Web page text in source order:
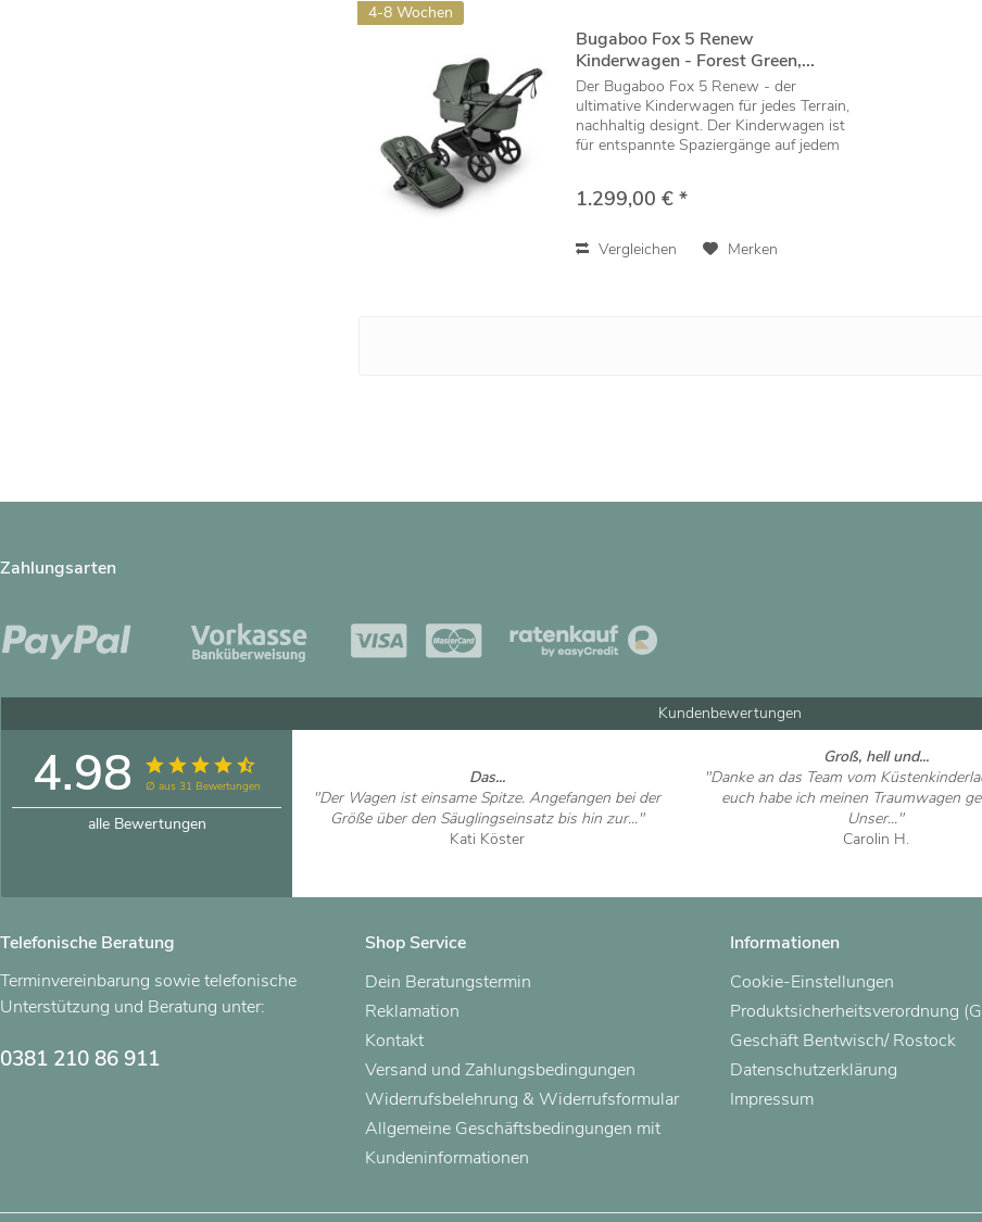
4-8 Wochen
Bugaboo Fox 5 Renew
Kinderwagen - Forest Green,...
Der Bugaboo Fox 5 Renew - der
ultimative Kinderwagen für jedes Terrain,
nachhaltig designt. Der Kinderwagen ist
für entspannte Spaziergänge auf jedem
manövrieren....
1.299,00 € *
Vergleichen Merken
Zahlungsarten
Kundenbewertungen
4.98∅ aus 31 Bewertungen
alle Bewertungen
Das...
"Der Wagen ist einsame Spitze. Angefangen bei der
Größe über den Säuglingseinsatz bis hin zur..."
Kati Köster
Groß, hell und...
"Danke an das Team vom
euch habe ich meinen Traumwagen
Unser..."
Carolin H.
Telefonische Beratung
Terminvereinbarung sowie telefonische
Unterstützung und Beratung unter:
0381 210 86 911
Shop Service
Dein Beratungstermin
Reklamation
Kontakt
Versand und Zahlungsbedingungen
Widerrufsbelehrung & Widerrufsformular
Allgemeine Geschäftsbedingungen mit
Kundeninformationen
Informationen
Cookie-Einstellungen
Produktsicherheitsverordnung
Geschäft Bentwisch/ Rostock
Datenschutzerklärung
Impressum